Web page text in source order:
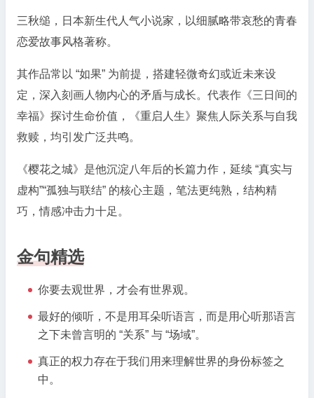
三秋缒，日本新生代人气小说家，以细腻略带哀愁的青春
恋爱故事风格著称。
其作品常以 “如果” 为前提，搭建轻微奇幻或近未来设
定，深入刻画人物内心的矛盾与成长。代表作《三日间的
幸福》探讨生命价值，《重启人生》聚焦人际关系与自我
救赎，均引发广泛共鸣。
《樱花之城》是他沉淀八年后的长篇力作，延续 “真实与
虚构”“孤独与联结” 的核心主题，笔法更纯熟，结构精
巧，情感冲击力十足。
金句精选
你要去观世界，才会有世界观。
最好的倾听，不是用耳朵听语言，而是用心听那语言
之下未曾言明的 “关系” 与 “场域”。
真正的权力存在于我们用来理解世界的身份标签之
中。